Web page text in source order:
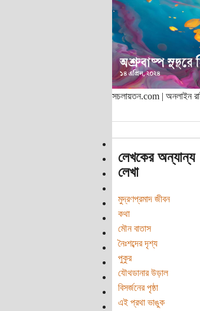
সচলায়তন.com | অনলাইন
লেখকের অন্যান্য
লেখা
মুদ্রণপ্রমাদ জীবন
কথা
মৌন বাতাস
নৈঃশব্দের দৃশ্য
পুকুর
যৌথডানার উড়াল
বিসর্জনের পৃষ্ঠা
এই প্রথা ভাঙুক